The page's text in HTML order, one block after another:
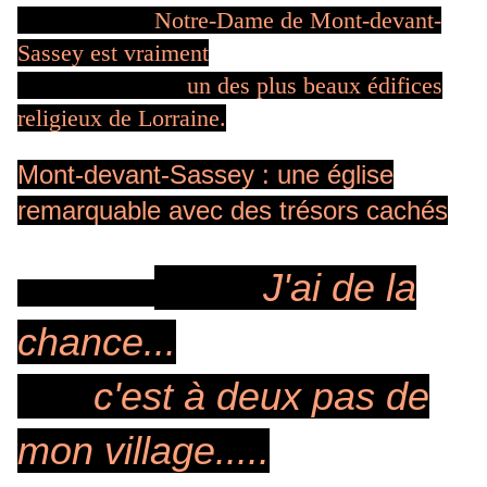
Notre-Dame de Mont-devant-
Sassey est vraiment
un des plus beaux édifices
religieux de Lorraine.
Mont-devant-Sassey : une église
remarquable avec des trésors cachés
J'ai de la
chance...
c'est à deux pas de
mon village.....